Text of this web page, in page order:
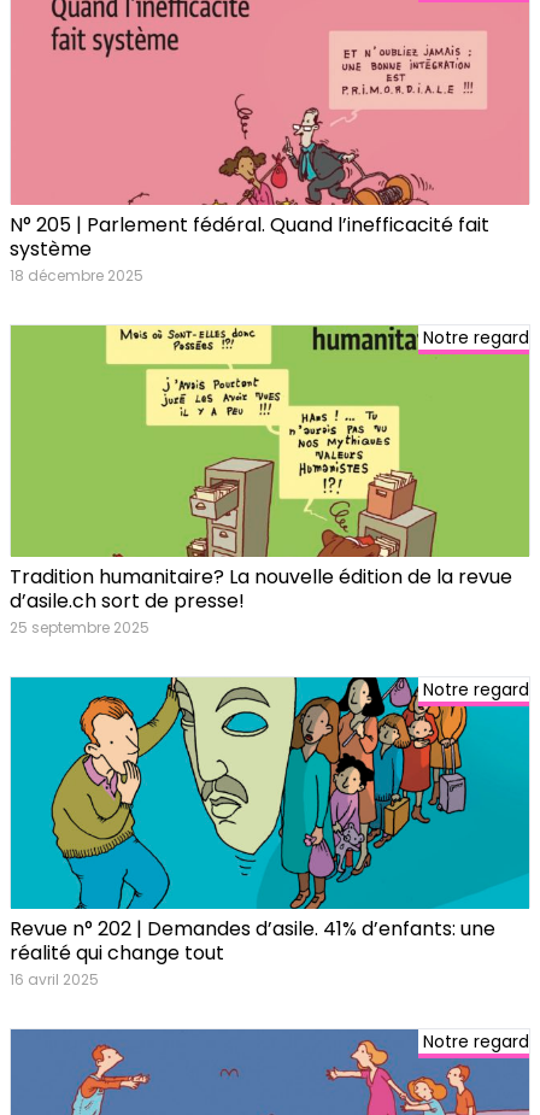
N° 205 | Parlement fédéral. Quand l’inefficacité fait
système
18 décembre 2025
Notre regard
Tradition humanitaire? La nouvelle édition de la revue
d’asile.ch sort de presse!
25 septembre 2025
Notre regard
Revue n° 202 | Demandes d’asile. 41% d’enfants: une
réalité qui change tout
16 avril 2025
Notre regard